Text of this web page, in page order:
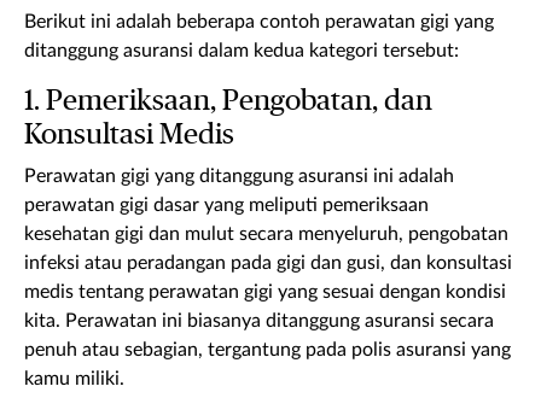
Berikut ini adalah beberapa contoh perawatan gigi yang
ditanggung asuransi dalam kedua kategori tersebut:
1. Pemeriksaan, Pengobatan, dan
Konsultasi Medis
Perawatan gigi yang ditanggung asuransi ini adalah
perawatan gigi dasar yang meliputi pemeriksaan
kesehatan gigi dan mulut secara menyeluruh, pengobatan
infeksi atau peradangan pada gigi dan gusi, dan konsultasi
medis tentang perawatan gigi yang sesuai dengan kondisi
kita. Perawatan ini biasanya ditanggung asuransi secara
penuh atau sebagian, tergantung pada polis asuransi yang
kamu miliki.